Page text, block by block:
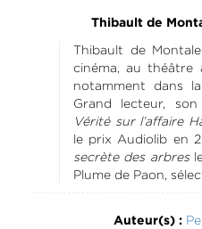
Thibault de
Thibault de
cinéma, au théâtre
notamment dans
Grand lecteur,
Vérité sur l’affaire
le prix Audiolib en
secrète des arbres
Plume de Paon,
Auteur(s) :